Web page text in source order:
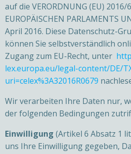
auf die VERORDNUNG (EU) 2016/
EUROPÄISCHEN PARLAMENTS
April 2016. Diese Datenschutz-
können Sie selbstverständlich
Zugang zum EU-Recht, unter
lex.europa.eu/legal-content/DE/
uri=celex%3A32016R0679
Wir verarbeiten Ihre Daten nur,
der folgenden Bedingungen
Einwilligung (Artikel 6 Absatz 1
uns Ihre Einwilligung gegeben,